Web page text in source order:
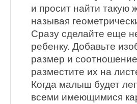
и просит найти такую
называя
Сразу сделайте еще
ребенку. Добавьте
размер и
разместите их на
Когда малыш будет
всеми имеющимися